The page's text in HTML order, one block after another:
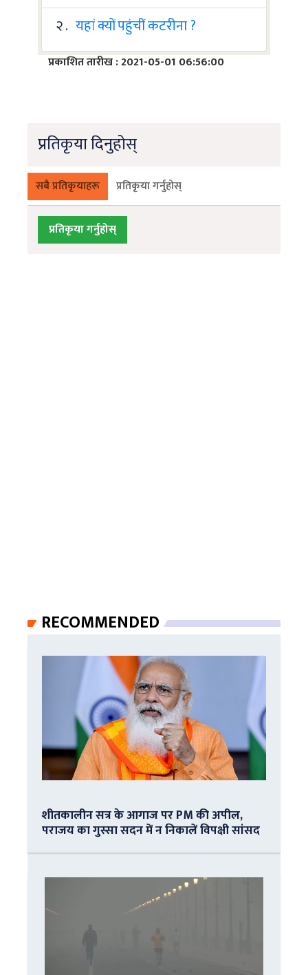
२ . यहां क्यों पहुंचीं कटरीना ?
प्रकाशित तारीख : 2021-05-01 06:56:00
प्रतिकृया दिनुहोस्
सबै प्रतिकृयाहरू प्रतिकृया गर्नुहोस्
प्रतिकृया गर्नुहोस्
RECOMMENDED
शीतकालीन सत्र के आगाज पर PM की अपील,
पराजय का गुस्सा सदन में न निकालें विपक्षी सांसद